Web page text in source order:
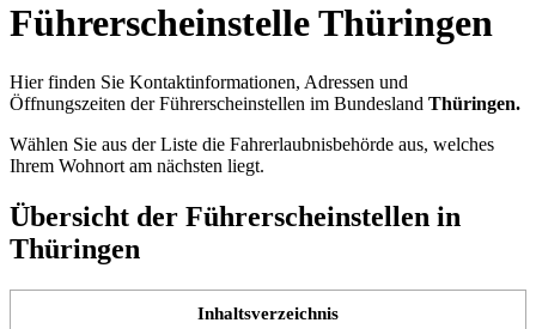
Führerscheinstelle Thüringen
Hier finden Sie Kontaktinformationen, Adressen und
Öffnungszeiten der Führerscheinstellen im Bundesland Thüringen.
Wählen Sie aus der Liste die Fahrerlaubnisbehörde aus, welches
Ihrem Wohnort am nächsten liegt.
Übersicht der Führerscheinstellen in
Thüringen
Inhaltsverzeichnis